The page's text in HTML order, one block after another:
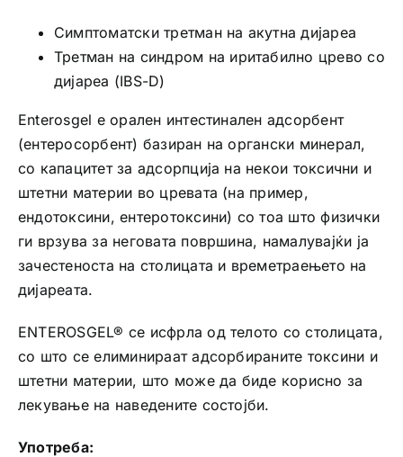
Симптоматски третман на акутна дијареа
Третман на синдром на иритабилно црево со
дијареа (IBS-D)
Enterosgel е орален интестинален адсорбент
(ентеросорбент) базиран на органски минерал,
со капацитет за адсорпција на некои токсични и
штетни материи во цревата (на пример,
ендотоксини, ентеротоксини) со тоа што физички
ги врзува за неговата површина, намалувајќи ја
зачестеноста на столицата и времетраењето на
дијареата.
ENTEROSGEL® се исфрла од телото со столицата,
со што се елиминираат адсорбираните токсини и
штетни материи, што може да биде корисно за
лекување на наведените состојби.
Употреба: